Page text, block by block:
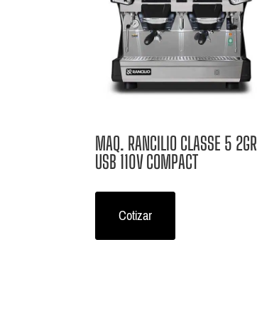
MAQ. RANCILIO CLASSE 5 2GR
USB 110V COMPACT
Cotizar